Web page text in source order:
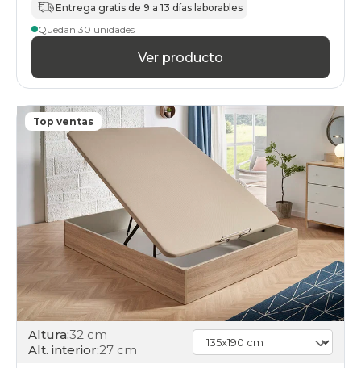
140x180cmespecial
canapes-
abatibles
cambria
abatibles
140x200cmespecial
cambria
canapes-
abatibles
150x180cm-
canapes-
abatibles
75x180-
unfrente
cambria
canapes-
abatibles
150x180cm
Entrega gratis de 9 a 13 días laborables
Quedan 30 unidades
Ver producto
Top ventas
Altura:32 cm
Alt. interior:27 cm